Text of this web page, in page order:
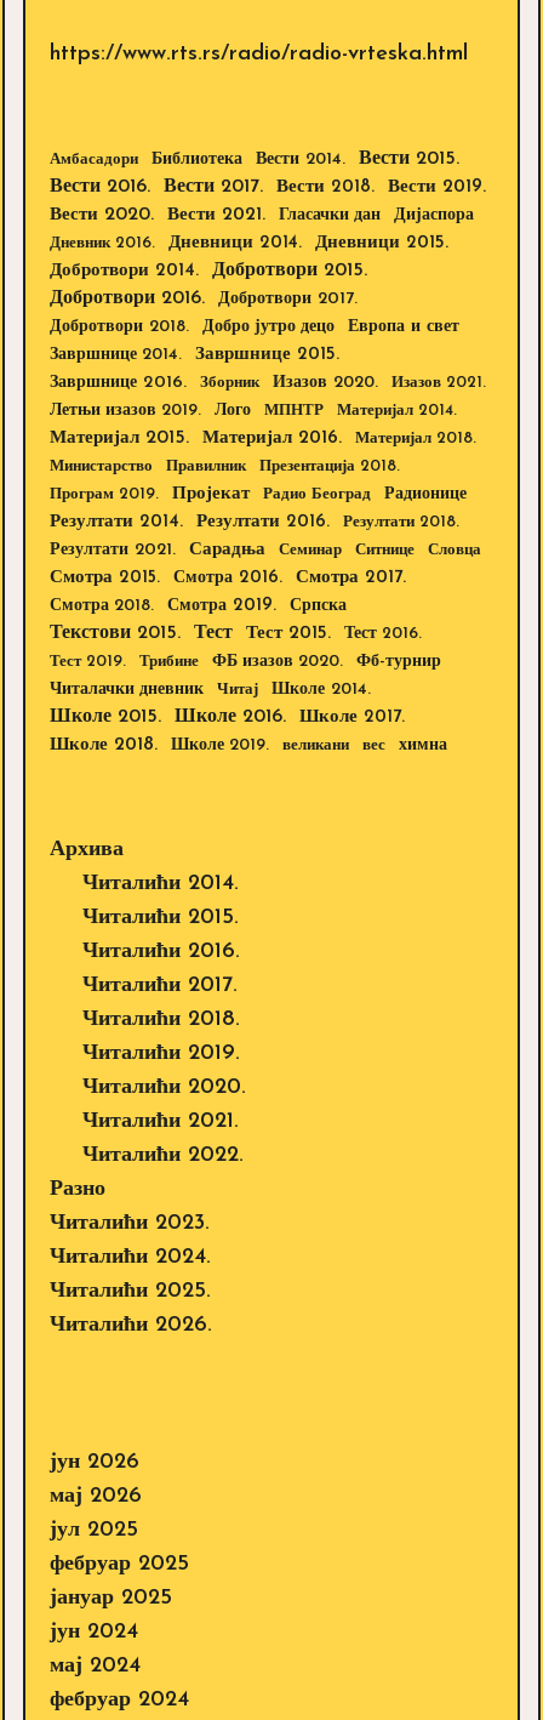
https://www.rts.rs/radio/radio-vrteska.html
Амбасадори Библиотека Вести 2014.
Вести 2015.
Вести 2016.
Вести 2017. Вести 2018.
Вести 2019.
Вести 2020.
Вести 2021. Гласачки дан Дијаспора
Дневник 2016. Дневници 2014.
Дневници 2015.
Добротвори 2014.
Добротвори 2015.
Добротвори 2016.
Добротвори 2017.
Добротвори 2018.
Добро јутро децо Европа и свет
Завршнице 2014.
Завршнице 2015.
Завршнице 2016.
Зборник Изазов 2020.
Изазов 2021.
Летњи изазов 2019.
Лого МПНТР Материјал 2014.
Материјал 2015. Материјал 2016.
Материјал 2018.
Министарство
Правилник
Презентација 2018.
Програм 2019.
Пројекат Радио Београд
Радионице
Резултати 2014.
Резултати 2016. Резултати 2018.
Резултати 2021. Сарадња Семинар Ситнице Словца
Смотра 2015. Смотра 2016. Смотра 2017.
Смотра 2018. Смотра 2019. Српска
Текстови 2015. Тест Тест 2015.
Тест 2016.
Тест 2019.
Трибине ФБ изазов 2020.
Фб-турнир
Читалачки дневник
Читај Школе 2014.
Школе 2015. Школе 2016.
Школе 2017.
Школе 2018.
Школе 2019. великани вес химна
Архива
Читалићи 2014.
Читалићи 2015.
Читалићи 2016.
Читалићи 2017.
Читалићи 2018.
Читалићи 2019.
Читалићи 2020.
Читалићи 2021.
Читалићи 2022.
Разно
Читалићи 2023.
Читалићи 2024.
Читалићи 2025.
Читалићи 2026.
јун 2026
мај 2026
јул 2025
фебруар 2025
јануар 2025
јун 2024
мај 2024
фебруар 2024